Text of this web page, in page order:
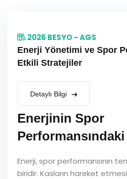
2026 BESYO - AGS
Enerji Yönetimi ve Spor
Etkili Stratejiler
Detaylı Bilgi
Enerjinin Spor
Enerji, spor performansının
biridir. Kasların hareket